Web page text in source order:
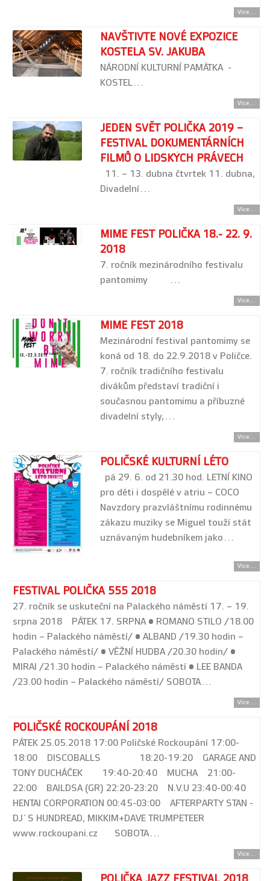
Více...
NAVŠTIVTE NOVÉ EXPOZICE
KOSTELA SV. JAKUBA
NÁRODNÍ KULTURNÍ PAMÁTKA -
KOSTEL…
Více...
JEDEN SVĚT POLIČKA 2019 –
FESTIVAL DOKUMENTÁRNÍCH
FILMŮ O LIDSKÝCH PRÁVECH
11. – 13. dubna čtvrtek 11. dubna,
Divadelní…
Více...
MIME FEST POLIČKA 18.- 22. 9.
2018
7. ročník mezinárodního festivalu
pantomimy …
Více...
MIME FEST 2018
Mezinárodní festival pantomimy se
koná od 18. do 22.9.2018 v Poličce.
7. ročník tradičního festivalu
divákům představí tradiční i
současnou pantomimu a příbuzné
divadelní styly,…
Více...
POLIČSKÉ KULTURNÍ LÉTO
pá 29. 6. od 21.30 hod. LETNÍ KINO
pro děti i dospělé v atriu – COCO
Navzdory prazvláštnímu rodinnému
zákazu muziky se Miguel touží stát
uznávaným hudebníkem jako…
Více...
FESTIVAL POLIČKA 555 2018
27. ročník se uskuteční na Palackého náměstí 17. – 19.
srpna 2018 PÁTEK 17. SRPNA • ROMANO STILO /18.00
hodin – Palackého náměstí/ • ALBAND /19.30 hodin –
Palackého náměstí/ • VĚŽNÍ HUDBA /20.30 hodin/ •
MIRAI /21.30 hodin – Palackého náměstí • LEE BANDA
/23.00 hodin – Palackého náměstí/ SOBOTA…
Více...
POLIČSKÉ ROCKOUPÁNÍ 2018
PÁTEK 25.05.2018 17:00 Poličské Rockoupání 17:00-
18:00 DISCOBALLS 18:20-19:20 GARAGE AND
TONY DUCHÁČEK 19:40-20:40 MUCHA 21:00-
22:00 BAILDSA (GR) 22:20-23:20 N.V.U 23:40-00:40
HENTAI CORPORATION 00:45-03:00 AFTERPARTY STAN -
DJ´S HUNDREAD, MIKKIM+DAVE TRUMPETEER
www.rockoupani.cz SOBOTA…
Více...